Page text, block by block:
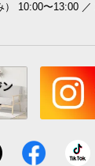
） 10:00〜13:00 ／